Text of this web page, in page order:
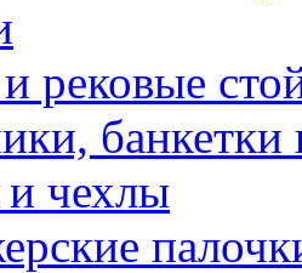
рековые
банкетки
чехлы